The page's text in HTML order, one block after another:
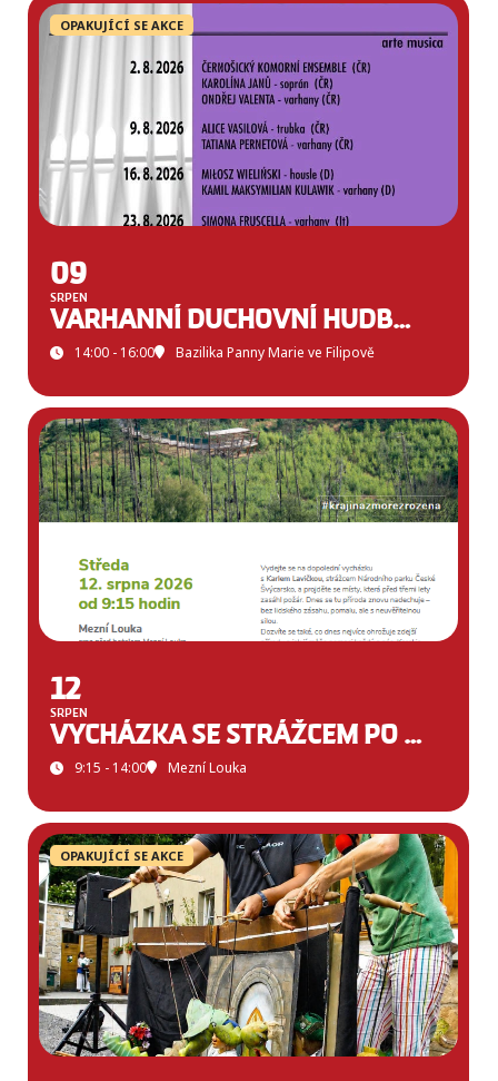
09
SRPEN
OPAKUJÍCÍ SE AKCE
VARHANNÍ DUCHOVNÍ HUDBA VE FILIPOVĚ
14:00 - 16:00 Bazilika Panny Marie ve Filipově
12
SRPEN
VYCHÁZKA SE STRÁŽCEM PO MLÝNSKÉ CESTĚ
9:15 - 14:00 Mezní Louka
OPAKUJÍCÍ SE AKCE